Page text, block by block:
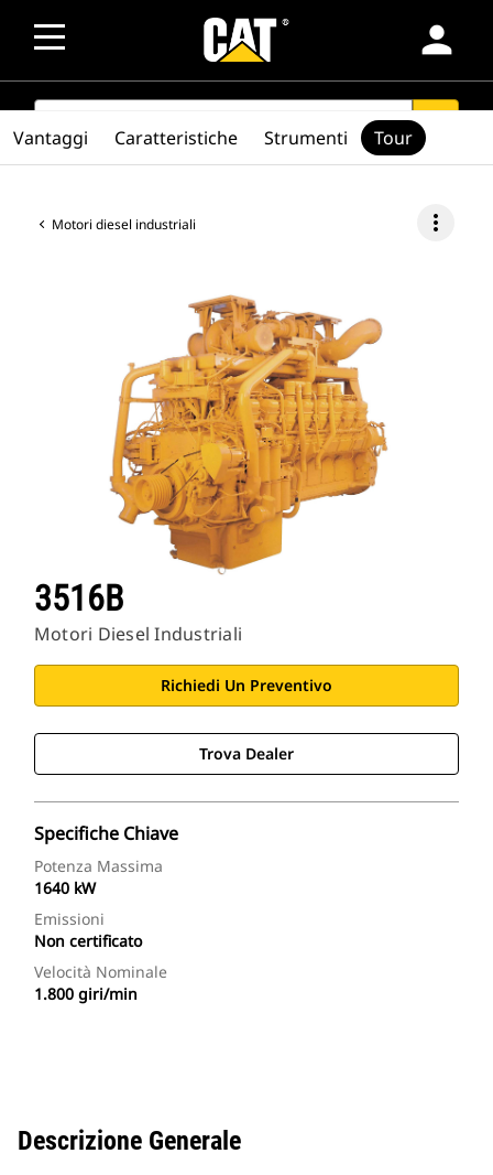
person
SEARCH search
Motori diesel industriali more_vert
3516B
Motori Diesel Industriali
Richiedi Un Preventivo
Trova Dealer
Specifiche Chiave
Potenza Massima
1640 kW
Emissioni
Non certificato
Velocità Nominale
1.800 giri/min
Vantaggi Caratteristiche Strumenti Tour
Descrizione Generale